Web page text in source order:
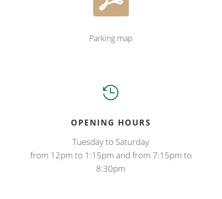
Parking map

OPENING HOURS
Tuesday to Saturday
from 12pm to 1:15pm and from 7:15pm to
8:30pm